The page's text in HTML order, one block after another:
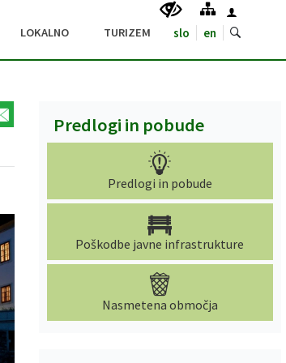
LOKALNO TURIZEM slo en
Predlogi in pobude
Predlogi in pobude
Poškodbe javne infrastrukture
Nasmetena območja